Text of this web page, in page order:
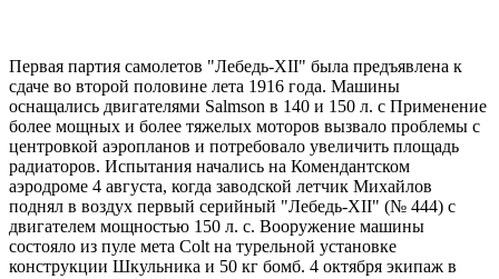
Первая партия самолетов "Лебедь-ХII" была предъявлена к
сдаче во второй половине лета 1916 года. Машины
оснащались двигателями Salmson в 140 и 150 л. с Применение
более мощных и более тяжелых моторов вызвало проблемы с
центровкой аэропланов и потребовало увеличить площадь
радиаторов. Испытания начались на Комендантском
аэродроме 4 августа, когда заводской летчик Михайлов
поднял в воздух первый серийный "Лебедь-XII" (№ 444) с
двигателем мощностью 150 л. с. Вооружение машины
состояло из пуле мета Colt на турельной установке
конструкции Шкульника и 50 кг бомб. 4 октября экипаж в